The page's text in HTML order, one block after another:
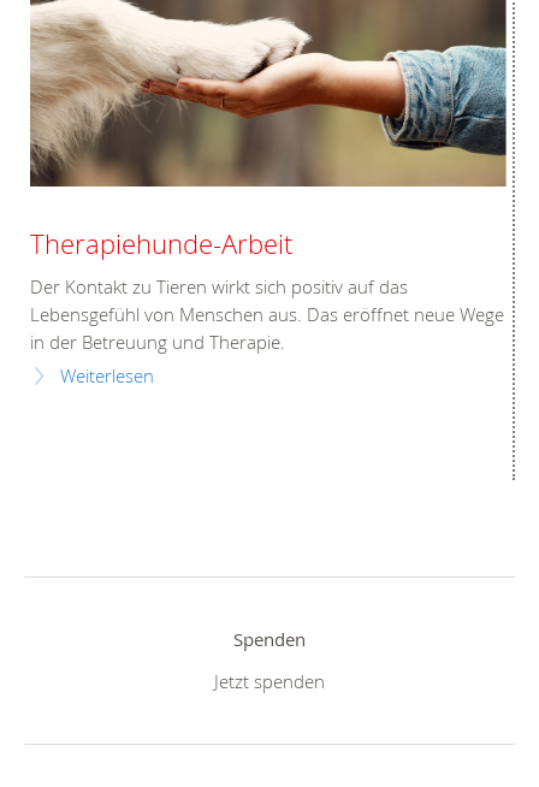
Therapiehunde-Arbeit
Der Kontakt zu Tieren wirkt sich positiv auf das
Lebensgefühl von Menschen aus. Das eröffnet neue Wege
in der Betreuung und Therapie.
Weiterlesen
Spenden
Jetzt spenden